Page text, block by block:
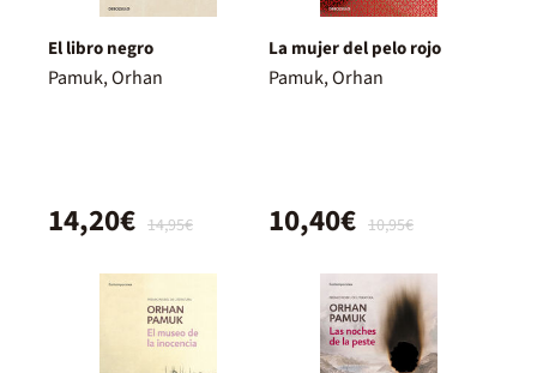
El libro negro
Pamuk, Orhan
14,95€
14,20€
La mujer del pelo rojo
Pamuk, Orhan
10,95€
10,40€